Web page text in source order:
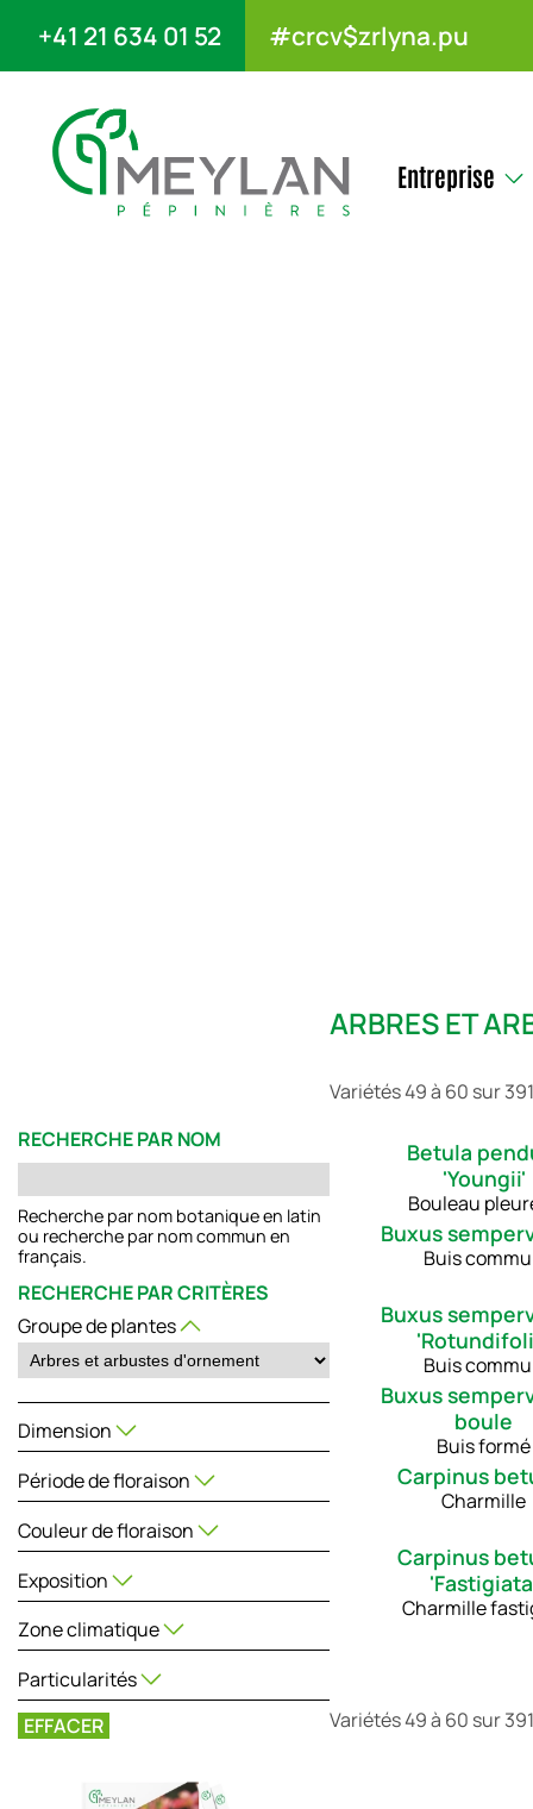
+41 21 634 01 52 #crcv$zrlyna.pu
Entreprise
RECHERCHE PAR NOM
Recherche par nom botanique en latin
ou recherche par nom commun en
français.
RECHERCHE PAR CRITÈRES
Groupe de plantes
Dimension
Période de floraison
Couleur de floraison
Exposition
Zone climatique
Particularités
EFFACER
ARBRES ET
Variétés 49 à 60 sur 391
Betula
'Youngii'
Bouleau
Buxus
Buis
Buxus
Buis
Buxus
boule
Buis formé
Carpinus
Charmille
Carpinus
Charmille
Variétés 49 à 60 sur 391